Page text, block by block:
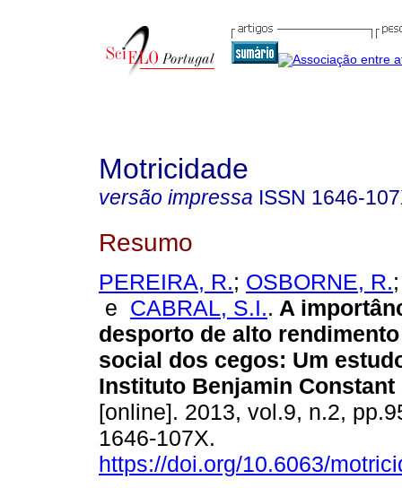
Motricidade
versão impressa ISSN 1646-
Resumo
PEREIRA, R.; OSBORNE, R.
e CABRAL, S.I.. A
desporto de alto
social dos cegos: Um
Instituto Benjamin Constant
[online]. 2013, vol.9, n.2,
1646-107X.
https://doi.org/10.6063/